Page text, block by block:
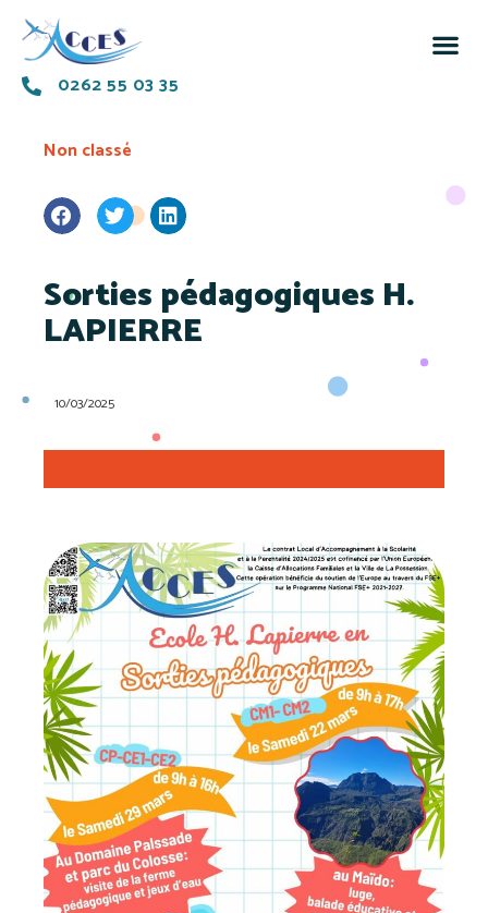
0262 55 03 35
Non classé
Sorties pédagogiques H.
LAPIERRE
10/03/2025